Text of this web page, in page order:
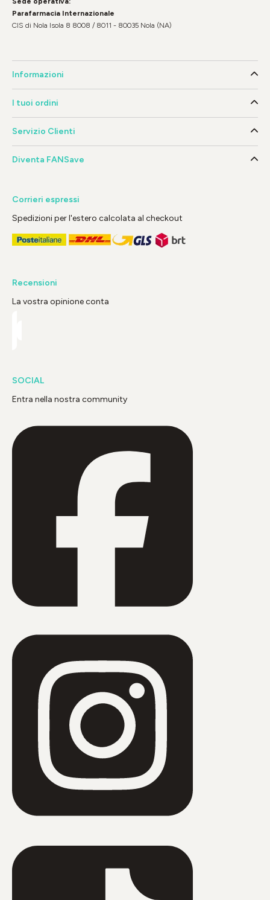
Parafarmacia Internazionale
CIS di Nola Isola 8 8008 / 8011 - 80035 Nola (NA)
Informazioni
I tuoi ordini
Servizio Clienti
Diventa FANSave
Corrieri espressi
Spedizioni per l'estero calcolata al checkout
Recensioni
La vostra opinione conta
SOCIAL
Entra nella nostra community